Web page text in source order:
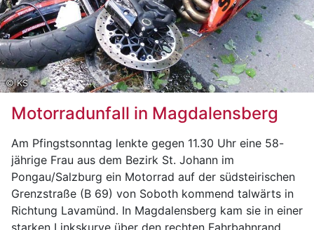
der Polizeihubschrauber „Libelle Steiermark“
beteiligten blieb vorerst erfolglos.
Lediglich die vom unbekannten Täter mitgeführten
Utensilien (Trolley, Zelt, etc.) konnten im Waldstück
angefunden werden.
Täterbeschreibung:
Männlich, ca. 175cm groß, 45 Jahre alt, kurze Haare,
sehr schlanke Statur, trug eine grüne Basecap in
Kombination mit einem sehr großen, grünen,
Wanderrucksack, grau/braunes Langarmshirt,
grau/braune Arbeiterhose mit großen Seitentaschen,
schwarze Stiefel, graue Arbeitshandschuhe aus
© KS
Motorradunfall in Magdalensberg
Am Pfingstsonntag lenkte gegen 11.30 Uhr eine 58-
jährige Frau aus dem Bezirk St. Johann im
Pongau/Salzburg ein Motorrad auf der südsteirischen
Grenzstraße (B 69) von Soboth kommend talwärts in
Richtung Lavamünd. In Magdalensberg kam sie in einer
starken Linkskurve über den rechten Fahrbahnrand,